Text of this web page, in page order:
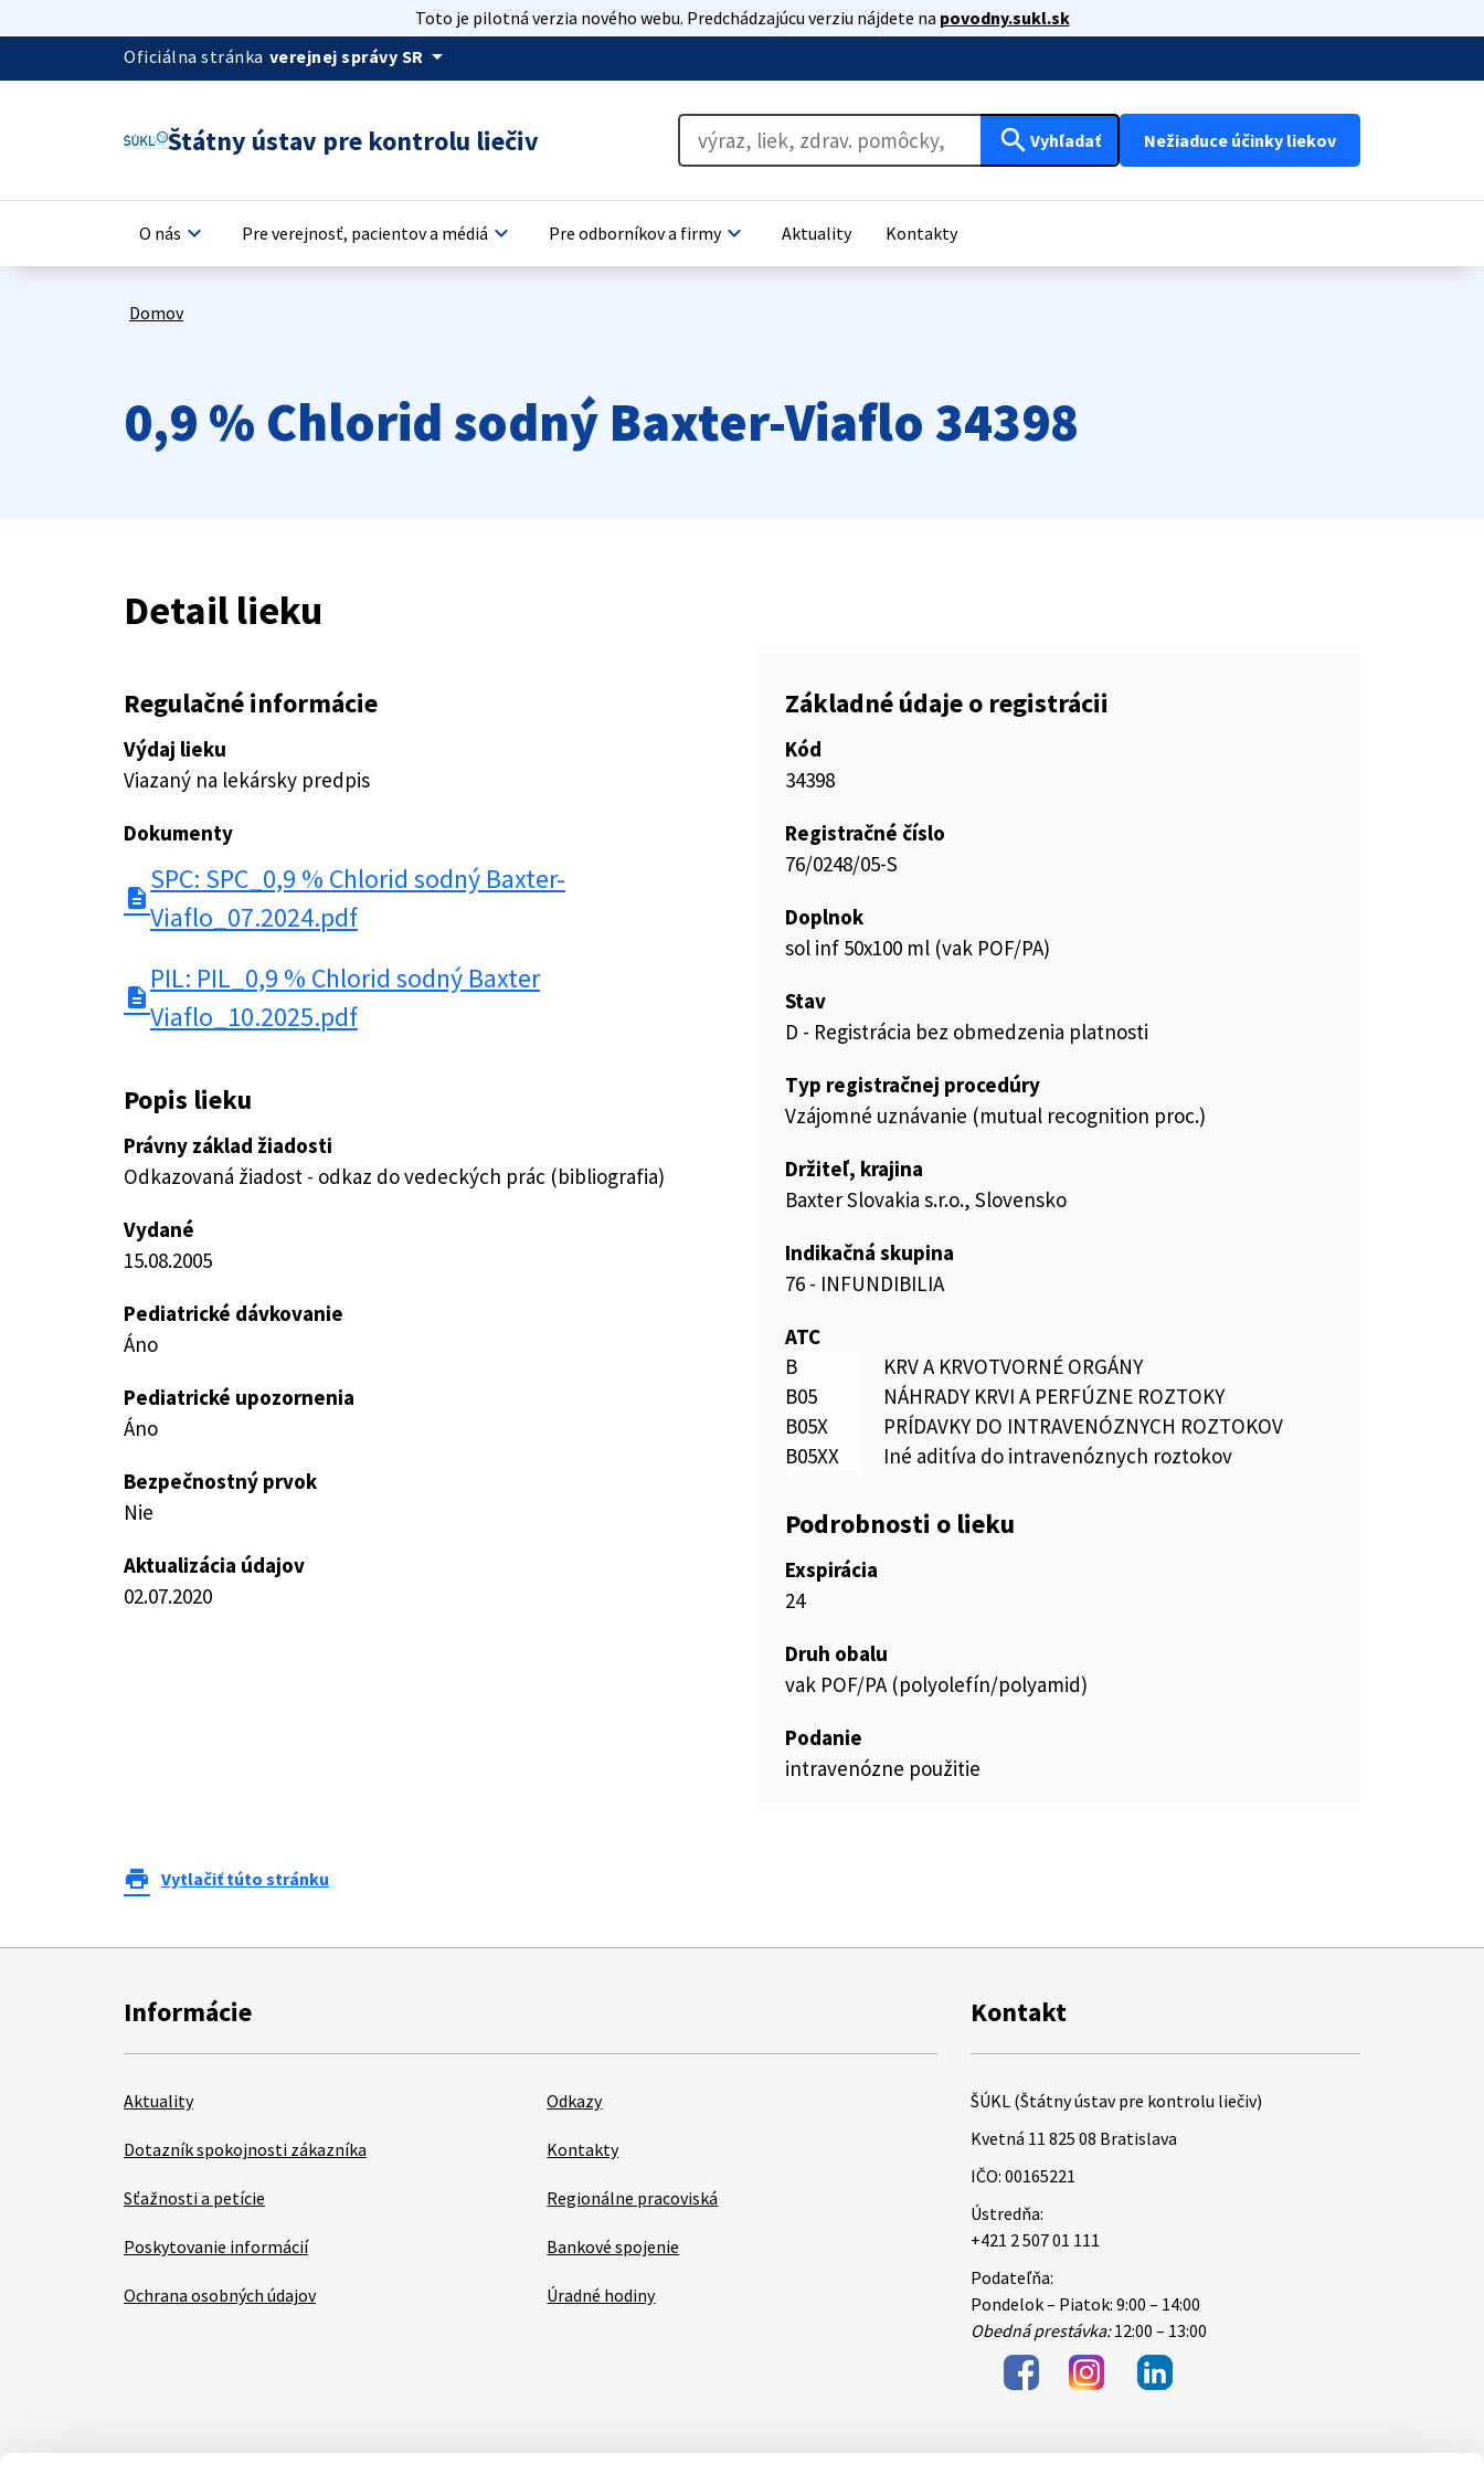
Toto je pilotná verzia nového webu. Predchádzajúcu verziu nájdete na povodny.sukl.sk
Oficiálna stránka verejnej správy SR arrow_drop_down
Štátny ústav pre kontrolu liečiv search Vyhľadať Nežiaduce účinky liekov
O nás keyboard_arrow_down Pre verejnosť, pacientov a médiá keyboard_arrow_down Pre odborníkov a firmykeyboard_arrow_down Aktuality Kontakty
Domov
0,9 % Chlorid sodný Baxter-Viaflo 34398
Detail lieku
Regulačné informácie
Výdaj lieku
Viazaný na lekársky predpis
Dokumenty
description
SPC: SPC_0,9 % Chlorid sodný Baxter-
Viaflo_07.2024.pdf
description
PIL: PIL_0,9 % Chlorid sodný Baxter
Viaflo_10.2025.pdf
Popis lieku
Právny základ žiadosti
Odkazovaná žiadost - odkaz do vedeckých prác (bibliografia)
Vydané
15.08.2005
Pediatrické dávkovanie
Áno
Pediatrické upozornenia
Áno
Bezpečnostný prvok
Nie
Aktualizácia údajov
02.07.2020
Základné údaje o registrácii
Kód
34398
Registračné číslo
76/0248/05-S
Doplnok
sol inf 50x100 ml (vak POF/PA)
Stav
D - Registrácia bez obmedzenia platnosti
Typ registračnej procedúry
Vzájomné uznávanie (mutual recognition proc.)
Držiteľ, krajina
Baxter Slovakia s.r.o., Slovensko
Indikačná skupina
76 - INFUNDIBILIA
ATC
B
KRV A KRVOTVORNÉ ORGÁNY
B05
NÁHRADY KRVI A PERFÚZNE ROZTOKY
B05X
PRÍDAVKY DO INTRAVENÓZNYCH ROZTOKOV
B05XX
Iné aditíva do intravenóznych roztokov
Podrobnosti o lieku
Exspirácia
24
Druh obalu
vak POF/PA (polyolefín/polyamid)
Podanie
intravenózne použitie
print Vytlačiť túto stránku
Informácie
Aktuality
Dotazník spokojnosti zákazníka
Sťažnosti a petície
Poskytovanie informácií
Ochrana osobných údajov
Odkazy
Kontakty
Regionálne pracoviská
Bankové spojenie
Úradné hodiny
Kontakt
ŠÚKL (Štátny ústav pre kontrolu liečiv)
Kvetná 11 825 08 Bratislava
IČO: 00165221
Ústredňa:
+421 2 507 01 111
Podateľňa:
Pondelok – Piatok: 9:00 – 14:00
Obedná prestávka:12:00 – 13:00